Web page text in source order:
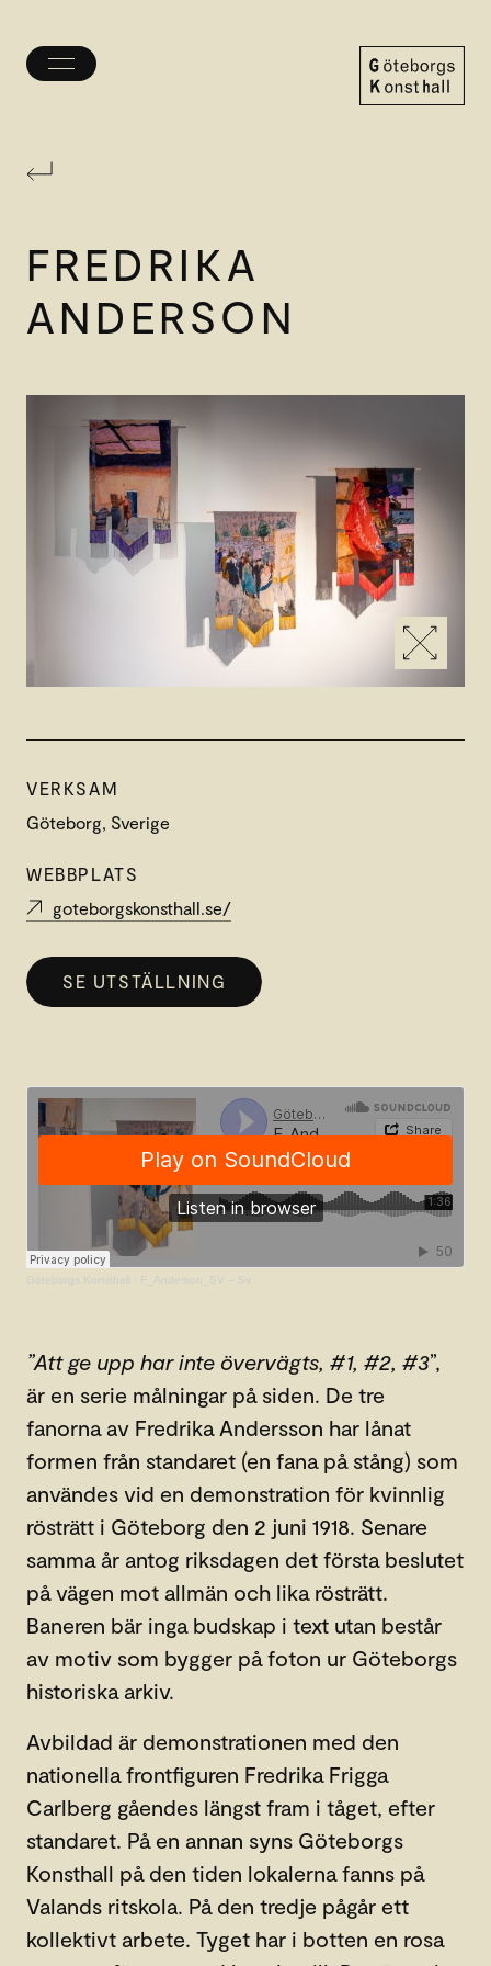
Öppna/stäng
FREDRIKA
ANDERSON
VERKSAM
Göteborg, Sverige
WEBBPLATS
goteborgskonsthall.se/
SE UTSTÄLLNING
Göteborgs Konsthall
”Att ge upp har inte övervägts, #1, #2, #3”,
är en serie målningar på siden. De tre
fanorna av Fredrika Andersson har lånat
formen från standaret (en fana på stång) som
användes vid en demonstration för kvinnlig
rösträtt i Göteborg den 2 juni 1918. Senare
samma år antog riksdagen det första beslutet
på vägen mot allmän och lika rösträtt.
Baneren bär inga budskap i text utan består
av motiv som bygger på foton ur Göteborgs
historiska arkiv.
Avbildad är demonstrationen med den
nationella frontfiguren Fredrika Frigga
Carlberg gåendes längst fram i tåget, efter
standaret. På en annan syns Göteborgs
Konsthall på den tiden lokalerna fanns på
Valands ritskola. På den tredje pågår ett
kollektivt arbete. Tyget har i botten en rosa